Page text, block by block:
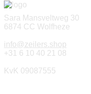
Sara Mansveltweg 30
6874 CC Wolfheze
info@zeilers.shop
+31 6 10 40 21 08
KvK 09087555